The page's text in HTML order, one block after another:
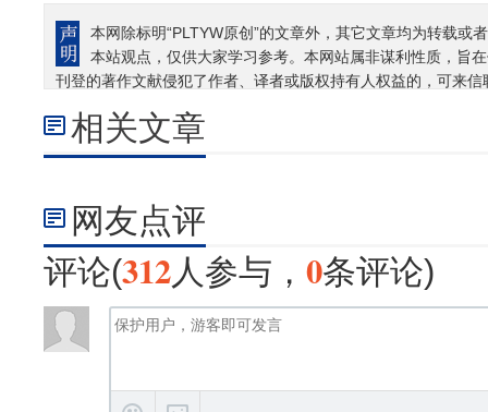
本网除标明“PLTYW原创”的文章外，其它文章均为转载
本站观点，仅供大家学习参考。本网站属非谋利性质，旨
刊登的著作文献侵犯了作者、译者或版权持有人权益的，可来
相关文章
网友点评
评论(312人参与， 0条评论)